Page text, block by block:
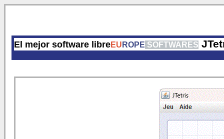
El mejor software libreEU ROPE SOFTWARES